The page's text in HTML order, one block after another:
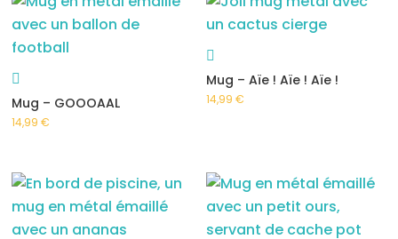
Mug – GOOOAAL
14,99€
Mug – Aïe ! Aïe ! Aïe !
14,99€